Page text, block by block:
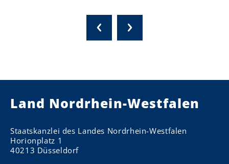
Land Nordrhein-Westfalen
Staatskanzlei des Landes Nordrhein-Westfalen
Horionplatz 1
40213 Düsseldorf